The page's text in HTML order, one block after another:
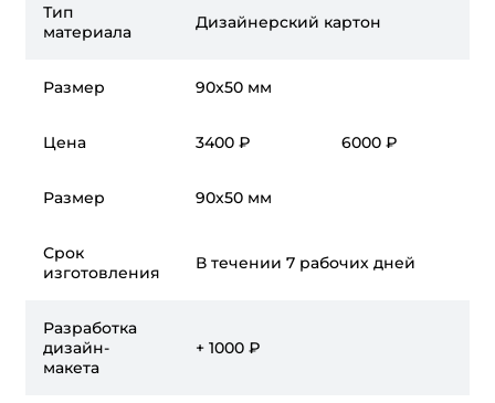
Тип
материала
Дизайнерский картон
Размер 90x50 мм
Цена 3400 ₽ 6000 ₽
Размер 90x50 мм
Срок
изготовления
В течении 7 рабочих дней
Разработка
дизайн-
макета
+ 1000 ₽